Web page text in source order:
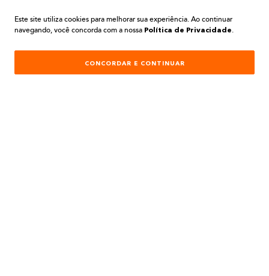
AJUDA E SUPORTE
ATENDIMENTO
Este site utiliza cookies para melhorar sua experiência. Ao continuar
navegando, você concorda com a nossa Política de Privacidade.
CONCORDAR E CONTINUAR